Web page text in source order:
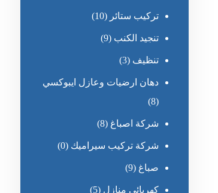
تركيب ستائر (10)
تنجيد الكنب (9)
تنظيف (3)
دهان ارضيات وعازل ايبوكسي
(8)
شركة اصباغ (8)
شركة تركيب سيراميك (0)
صباغ (9)
كهربائي منازل (5)